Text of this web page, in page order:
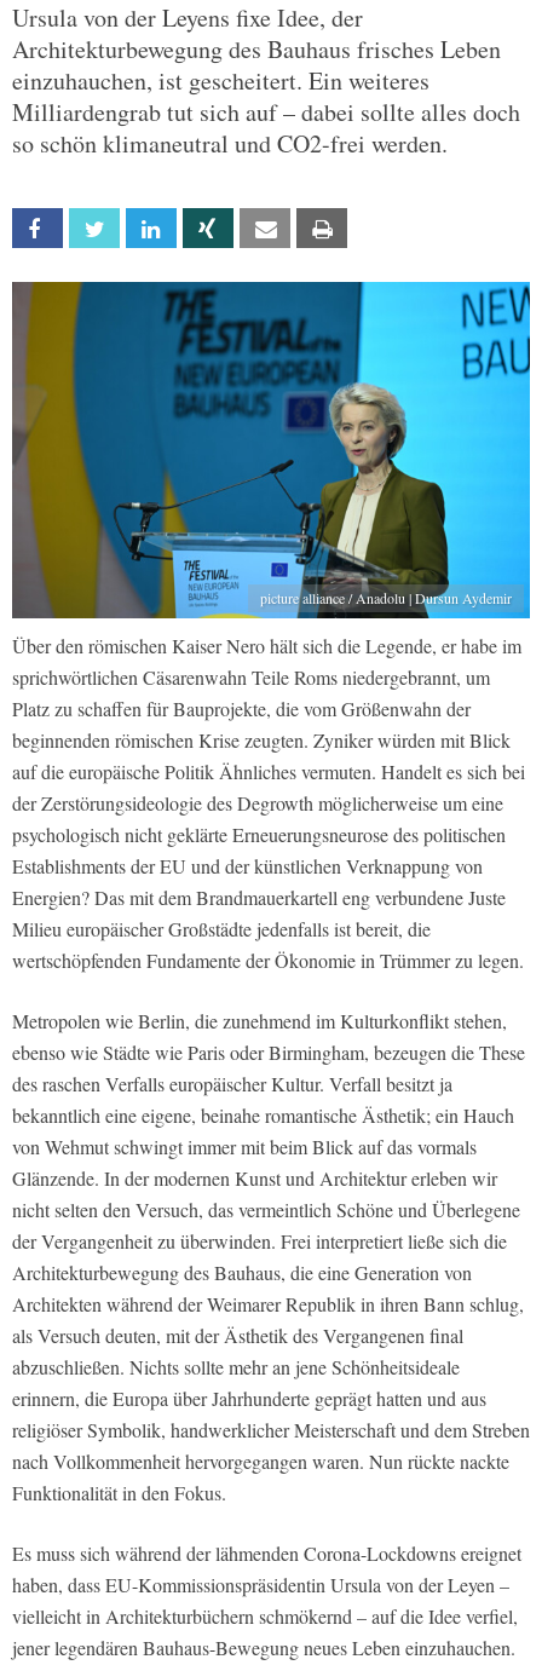
Ursula von der Leyens fixe Idee, der
Architekturbewegung des Bauhaus frisches Leben
einzuhauchen, ist gescheitert. Ein weiteres
Milliardengrab tut sich auf – dabei sollte alles doch
so schön klimaneutral und CO2-frei werden.
Facebook Twitter Linkedin Xing Email
picture alliance / Anadolu | Dursun Aydemir
Über den römischen Kaiser Nero hält sich die Legende, er habe im
sprichwörtlichen Cäsarenwahn Teile Roms niedergebrannt, um
Platz zu schaffen für Bauprojekte, die vom Größenwahn der
beginnenden römischen Krise zeugten. Zyniker würden mit Blick
auf die europäische Politik Ähnliches vermuten. Handelt es sich bei
der Zerstörungsideologie des Degrowth möglicherweise um eine
psychologisch nicht geklärte Erneuerungsneurose des politischen
Establishments der EU und der künstlichen Verknappung von
Energien? Das mit dem Brandmauerkartell eng verbundene Juste
Milieu europäischer Großstädte jedenfalls ist bereit, die
wertschöpfenden Fundamente der Ökonomie in Trümmer zu legen.
Metropolen wie Berlin, die zunehmend im Kulturkonflikt stehen,
ebenso wie Städte wie Paris oder Birmingham, bezeugen die These
des raschen Verfalls europäischer Kultur. Verfall besitzt ja
bekanntlich eine eigene, beinahe romantische Ästhetik; ein Hauch
von Wehmut schwingt immer mit beim Blick auf das vormals
Glänzende. In der modernen Kunst und Architektur erleben wir
nicht selten den Versuch, das vermeintlich Schöne und Überlegene
der Vergangenheit zu überwinden. Frei interpretiert ließe sich die
Architekturbewegung des Bauhaus, die eine Generation von
Architekten während der Weimarer Republik in ihren Bann schlug,
als Versuch deuten, mit der Ästhetik des Vergangenen final
abzuschließen. Nichts sollte mehr an jene Schönheitsideale
erinnern, die Europa über Jahrhunderte geprägt hatten und aus
religiöser Symbolik, handwerklicher Meisterschaft und dem Streben
nach Vollkommenheit hervorgegangen waren. Nun rückte nackte
Funktionalität in den Fokus.
Es muss sich während der lähmenden Corona-Lockdowns ereignet
haben, dass EU-Kommissionspräsidentin Ursula von der Leyen –
vielleicht in Architekturbüchern schmökernd – auf die Idee verfiel,
jener legendären Bauhaus-Bewegung neues Leben einzuhauchen.